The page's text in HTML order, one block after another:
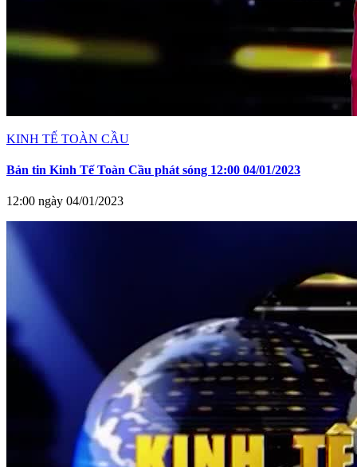
KINH TẾ TOÀN CẦU
Bản tin Kinh Tế Toàn Cầu phát sóng 12:00 04/01/2023
12:00 ngày 04/01/2023